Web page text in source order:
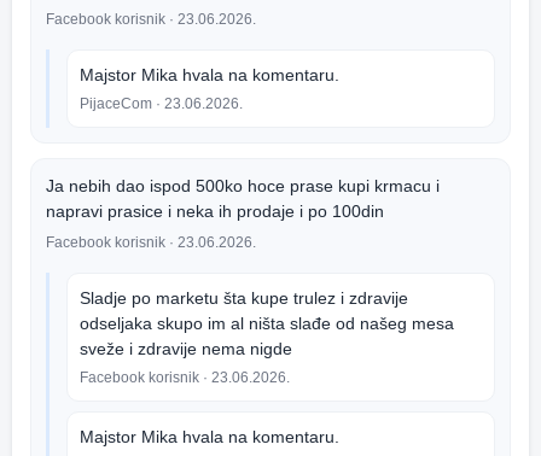
Facebook korisnik · 23.06.2026.
Majstor Mika hvala na komentaru.
PijaceCom · 23.06.2026.
Ja nebih dao ispod 500ko hoce prase kupi krmacu i
napravi prasice i neka ih prodaje i po 100din
Facebook korisnik · 23.06.2026.
Sladje po marketu šta kupe trulez i zdravije
odseljaka skupo im al ništa slađe od našeg mesa
sveže i zdravije nema nigde
Facebook korisnik · 23.06.2026.
Majstor Mika hvala na komentaru.